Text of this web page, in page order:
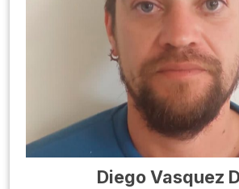
Diego Vasquez